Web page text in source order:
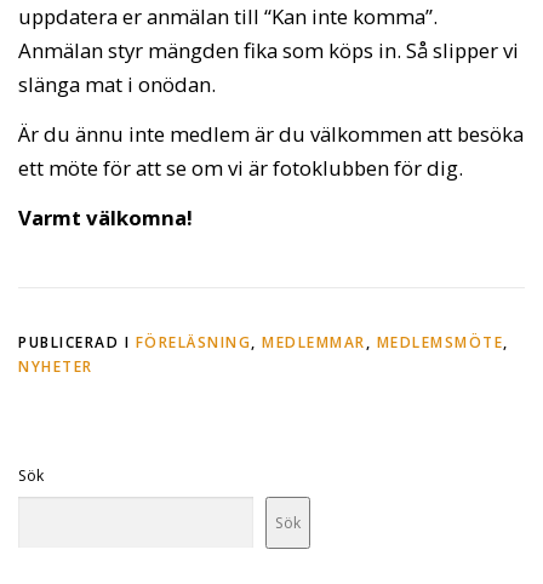
uppdatera er anmälan till “Kan inte komma”.
Anmälan styr mängden fika som köps in. Så slipper vi
slänga mat i onödan.
Är du ännu inte medlem är du välkommen att besöka
ett möte för att se om vi är fotoklubben för dig.
Varmt välkomna!
PUBLICERAD I FÖRELÄSNING, MEDLEMMAR, MEDLEMSMÖTE,
NYHETER
Sök
Sök